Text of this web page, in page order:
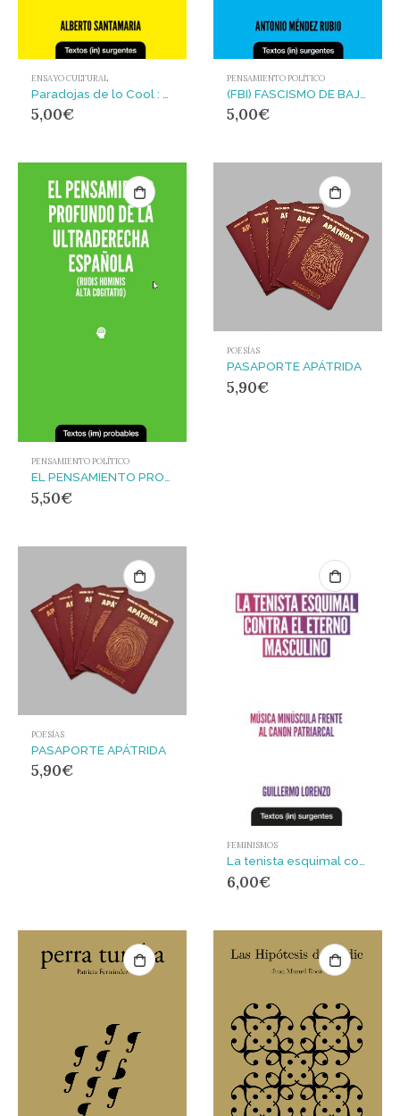
ENSAYO CULTURAL
5,00€
PENSAMIENTO POLÍTICO
5,00€
PENSAMIENTO POLÍTICO
EL PENSAMIENTO PROFUNDO DE LA ULTRADERECHA ESPAÑOLA
5,50€
POESÍAS
PASAPORTE APÁTRIDA
5,90€
POESÍAS
PASAPORTE APÁTRIDA
5,90€
FEMINISMOS
La tenista esquimal contra el eterno masculino. : Música minúscula frente al canon patriarcal
6,00€